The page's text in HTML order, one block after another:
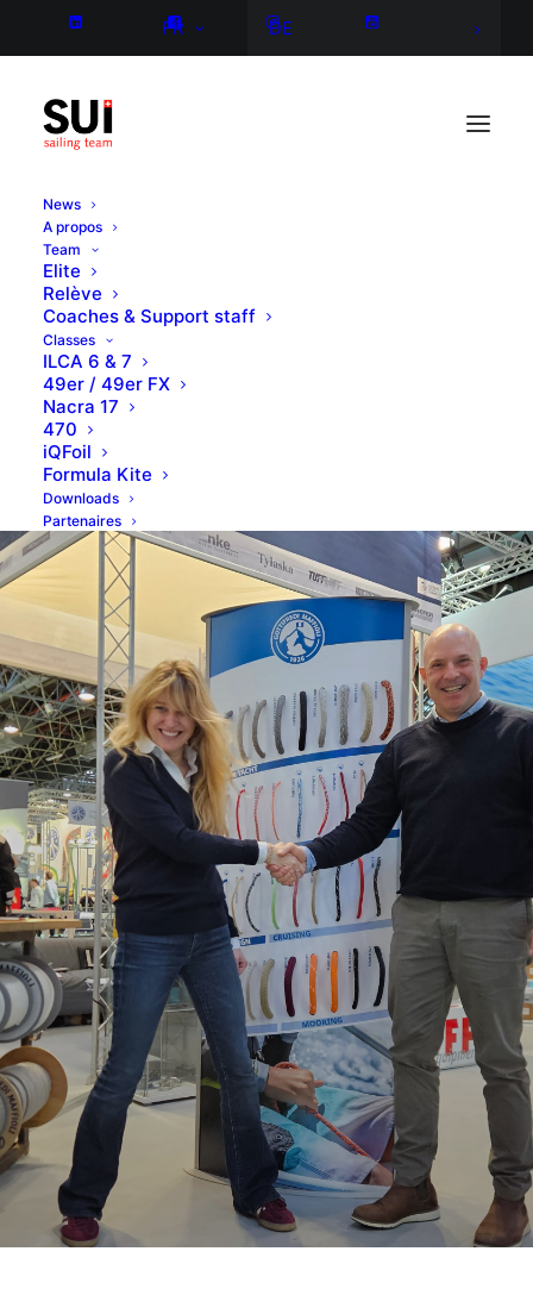
FR DE
News
A propos
Team
Elite
Relève
Coaches & Support staff
Classes
ILCA 6 & 7
49er / 49er FX
Nacra 17
470
iQFoil
Formula Kite
Downloads
Partenaires